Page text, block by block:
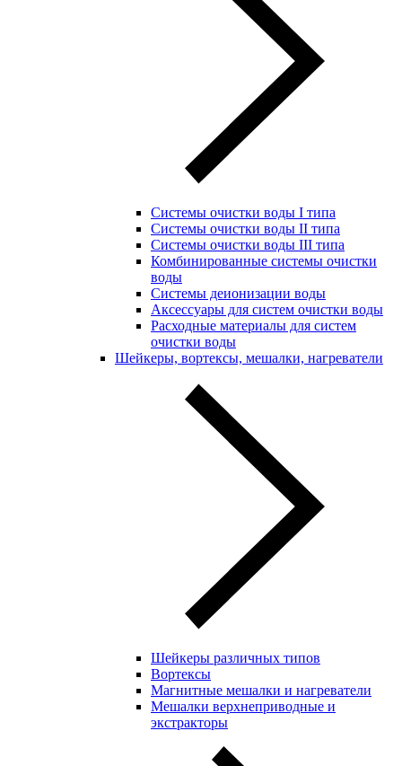
Системы очистки воды I типа
Системы очистки воды II типа
Системы очистки воды III типа
Комбинированные системы очистки
воды
Системы деионизации воды
Аксессуары для систем очистки воды
Расходные материалы для систем
очистки воды
Шейкеры, вортексы, мешалки, нагреватели
Шейкеры различных типов
Вортексы
Магнитные мешалки и нагреватели
Мешалки верхнеприводные и
экстракторы